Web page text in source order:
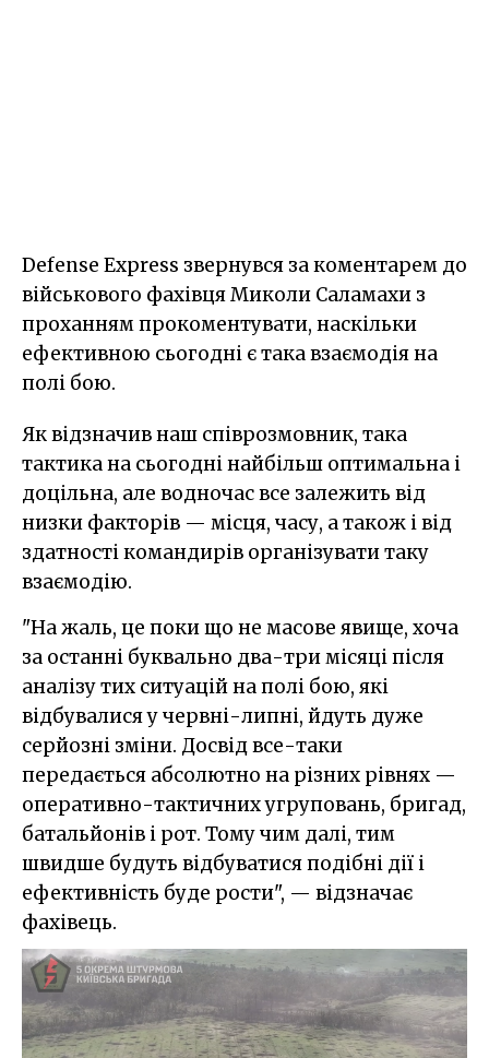
Defense Express звернувся за коментарем до
військового фахівця Миколи Саламахи з
проханням прокоментувати, наскільки
ефективною сьогодні є така взаємодія на
полі бою.
Як відзначив наш співрозмовник, така
тактика на сьогодні найбільш оптимальна і
доцільна, але водночас все залежить від
низки факторів — місця, часу, а також і від
здатності командирів організувати таку
взаємодію.
"На жаль, це поки що не масове явище, хоча
за останні буквально два-три місяці після
аналізу тих ситуацій на полі бою, які
відбувалися у червні-липні, йдуть дуже
серйозні зміни. Досвід все-таки
передається абсолютно на різних рівнях —
оперативно-тактичних угруповань, бригад,
батальйонів і рот. Тому чим далі, тим
швидше будуть відбуватися подібні дії і
ефективність буде рости", — відзначає
фахівець.